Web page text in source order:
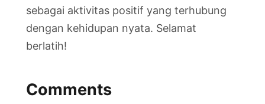
sebagai aktivitas positif yang terhubung
dengan kehidupan nyata. Selamat
berlatih!
Comments